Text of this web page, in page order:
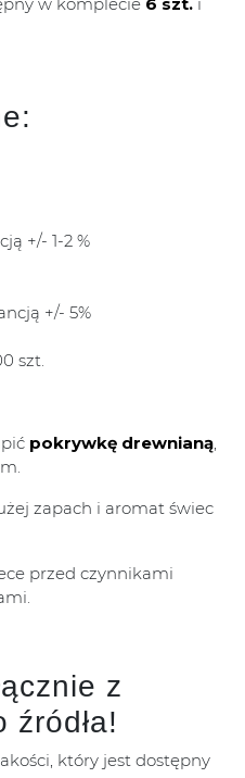
+/- 1-2 %
+/- 5%
szt.
pokrywkę drewnianą,
zapach i aromat świec
przed czynnikami
z
źródła!
który jest dostępny